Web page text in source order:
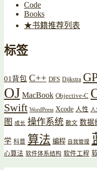
Code
Books
★书籍推荐列表
标签
01背包 C++ DFS Dijkstra
OJ MacBook Objective-C
Swift WordPress Xcode 人性
图
成长 操作系统 散文 数据
学 科普 算法 编程 自我管理
心算法 软件体系结构 软件工程